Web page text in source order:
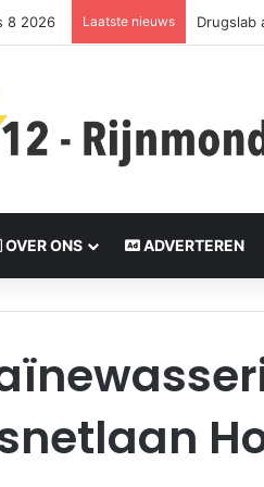
8 2026 Laatste nieuws Drugslab
OVER ONS ADVERTEREN